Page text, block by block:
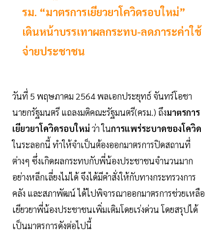
รม. “มาตรการเยียวยาโควิดรอบใหม่”
เดินหน้าบรรเทาผลกระทบ-ลดภาระค่าใช้
จ่ายประชาชน
วันที่ 5 พฤษภาคม 2564 พลเอกประยุทธ์ จันทร์โอชา
นายกรัฐมนตรี แถลงมติคณะรัฐมนตรี(ครม.) ถึงมาตรการ
เยียวยาโควิดรอบใหม่ ว่า ในการแพร่ระบาดของโควิด
ในระลอกนี้ ทำให้จำเป็นต้องออกมาตรการปิดสถานที่
ต่างๆ ซึ่งเกิดผลกระทบกับพี่น้องประชาชนจำนวนมาก
อย่างหลีกเลี่ยงไม่ได้ จึงได้มีคำสั่งให้กับทางกระทรวงการ
คลัง และสภาพัฒน์ ได้ไปพิจารณาออกมาตรการช่วยเหลือ
เยียวยาพี่น้องประชาชนเพิ่มเติมโดยเร่งด่วน โดยสรุปได้
เป็นมาตรการดังต่อไปนี้